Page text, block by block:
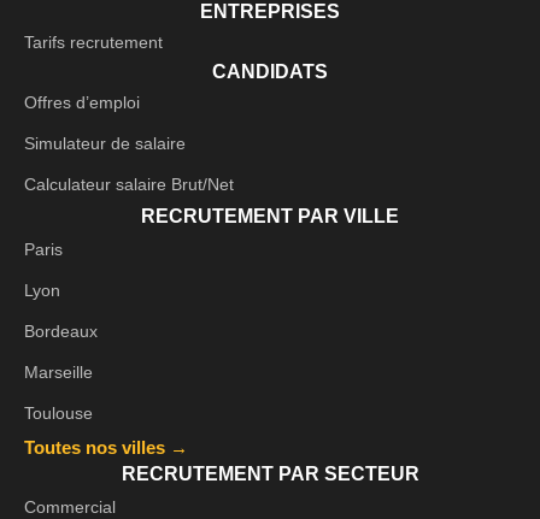
ENTREPRISES
Tarifs recrutement
CANDIDATS
Offres d’emploi
Simulateur de salaire
Calculateur salaire Brut/Net
RECRUTEMENT PAR VILLE
Paris
Lyon
Bordeaux
Marseille
Toulouse
Toutes nos villes →
RECRUTEMENT PAR SECTEUR
Commercial